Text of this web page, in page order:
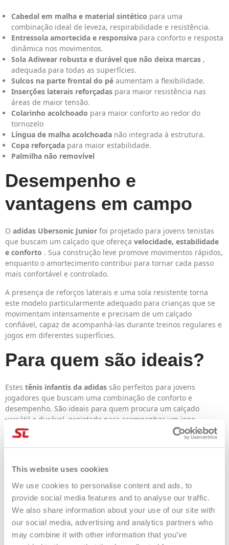
This website uses cookies
We use cookies to personalise content and ads, to
provide social media features and to analyse our traffic.
We also share information about your use of our site with
our social media, advertising and analytics partners who
may combine it with other information that you’ve
Cabedal em malha e material sintético para uma
combinação ideal de leveza, respirabilidade e resistência.
Entressola amortecida e responsiva para conforto e resposta
dinâmica nos movimentos.
Sola Adiwear robusta e durável que não deixa marcas ,
adequada para todas as superfícies.
Sulcos na parte frontal do pé aumentam a flexibilidade.
Inserções laterais reforçadas para maior resistência nas
áreas de maior tensão.
Colarinho acolchoado para maior conforto ao redor do
tornozelo
Língua de malha acolchoada não integrada à estrutura.
Copa reforçada para maior estabilidade.
Palmilha não removível
Desempenho e
vantagens em campo
O adidas Ubersonic Junior foi projetado para jovens tenistas
que buscam um calçado que ofereça velocidade, estabilidade
e conforto . Sua construção leve promove movimentos rápidos,
enquanto o amortecimento contribui para tornar cada passo
mais confortável e controlado.
A presença de reforços laterais e uma sola resistente torna
este modelo particularmente adequado para crianças que se
movimentam intensamente e precisam de um calçado
confiável, capaz de acompanhá-las durante treinos regulares e
jogos em diferentes superfícies.
Para quem são ideais?
Estes tênis infantis da adidas são perfeitos para jovens
jogadores que buscam uma combinação de conforto e
desempenho. São ideais para quem procura um calçado
versátil e durável, projetado para acompanhar um jogo
dinâmico, com mudanças rápidas de direção e movimentos
ágeis em qualquer tipo de quadra.
Por que escolher o
adidas Ubersonic
Junior?
Escolher aadidas Ubersonic Juniorsignifica escolher um